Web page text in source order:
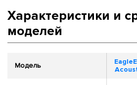
Характеристики и
моделей
Модель